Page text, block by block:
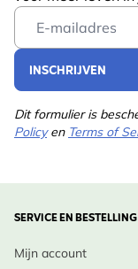
Email Address
INSCHRIJVEN
Dit formulier is
Policyen Terms of
SERVICE EN BESTELLING
Mijn account